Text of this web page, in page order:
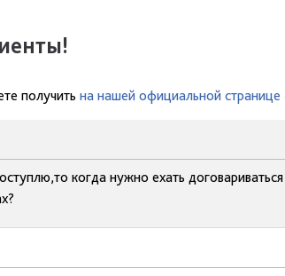
получить на нашей официальной странице
когда нужно ехать